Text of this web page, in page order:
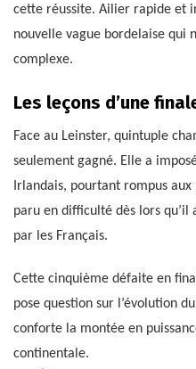
cette réussite. Ailier rapide et
nouvelle vague bordelaise qui
complexe.
Les leçons d’une
Face au Leinster, quintuple
seulement gagné. Elle a
Irlandais, pourtant rompus
paru en difficulté dès lors
par les Français.
Cette cinquième défaite en
pose question sur l’évolution
conforte la montée en
continentale.